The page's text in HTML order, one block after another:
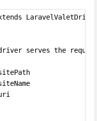
serves the